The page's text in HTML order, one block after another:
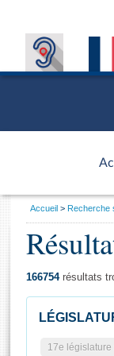
Vous
Accueil Recherche
166754résultats
17e législature